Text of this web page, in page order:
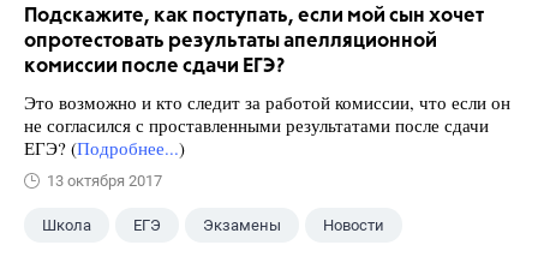
Подскажите, как поступать, если мой сын хочет
опротестовать результаты апелляционной
комиссии после сдачи ЕГЭ?
Это возможно и кто следит за работой комиссии, что если он
не согласился с проставленными результатами после сдачи
ЕГЭ? (Подробнее...)
13 октября 2017
Школа ЕГЭ Экзамены Новости